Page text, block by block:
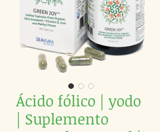
Ácido fólico | yodo
| Suplemento